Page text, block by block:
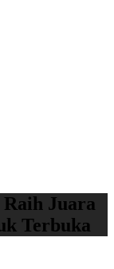
Juara
Terbuka